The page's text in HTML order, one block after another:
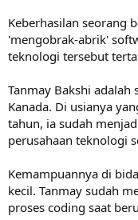
Keberhasilan seorang
'mengobrak-abrik'
teknologi tersebut
Tanmay Bakshi
Kanada. Di usianya
tahun, ia sudah
perusahaan teknologi
Kemampuannya di
kecil. Tanmay sudah
proses coding saat